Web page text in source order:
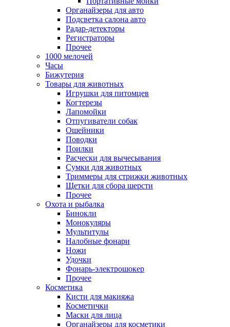
Органайзеры для авто
Подсветка салона авто
Радар-детекторы
Регистраторы
Прочее
1000 мелочей
Часы
Бижутерия
Товары для животных
Игрушки для питомцев
Когтерезы
Лапомойки
Отпугиватели собак
Ошейники
Поводки
Поилки
Расчески для вычесывания
Сумки для животных
Триммеры для стрижки животных
Щетки для сбора шерсти
Прочее
Охота и рыбалка
Бинокли
Монокуляры
Мультитулы
Налобные фонари
Ножи
Удочки
Фонарь-электрошокер
Прочее
Косметика
Кисти для макияжа
Косметички
Маски для лица
Органайзеры для косметики